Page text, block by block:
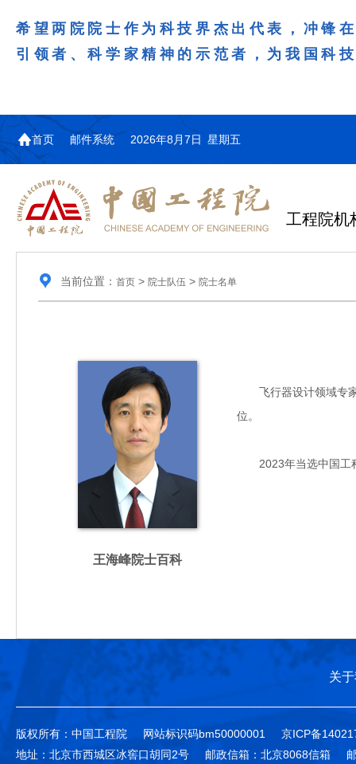
希望两院院士作为科技界杰出代表，冲锋
引领者、科学家精神的示范者，为我国科
首页 邮件系统 2026年8月7日 星期五
工程院机
当前位置： 首页> 院士队伍 > 院士名单
王海峰院士百科
飞行器设计领域专家
位。
2023年当选中国工
关
版权所有：中国工程院 网站标识码bm50000001
京ICP备
地址：北京市西城区冰窖口胡同2号
邮政信箱：北京8068信箱